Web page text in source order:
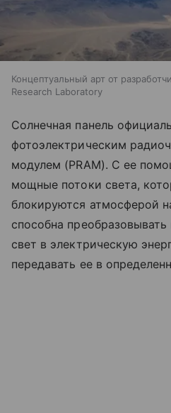
Концептуальный арт от
Research Laboratory
Солнечная панель
фотоэлектрическим
модулем (PRAM). С ее
мощные потоки света,
блокируются атмосферой
способна
свет в электрическую
передавать ее в